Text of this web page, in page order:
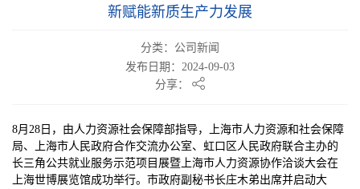
新赋能新质生产力发展
分类：公司新闻
发布日期：2024-09-03
分享：
8月28日，由人力资源社会保障部指导，上海市人力资源和社会保障
局、上海市人民政府合作交流办公室、虹口区人民政府联合主办的
长三角公共就业服务示范项目展暨上海市人力资源协作洽谈大会在
上海世博展览馆成功举行。市政府副秘书长庄木弟出席并启动大